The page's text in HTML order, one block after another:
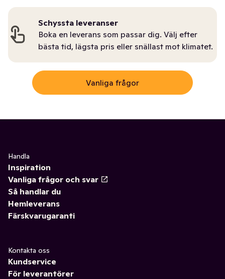
Schyssta leveranser
Boka en leverans som passar dig. Välj efter
bästa tid, lägsta pris eller snällast mot klimatet.
Vanliga frågor
Handla
Inspiration
Vanliga frågor och svar
Så handlar du
Hemleverans
Färskvarugaranti
Kontakta oss
Kundservice
För leverantörer